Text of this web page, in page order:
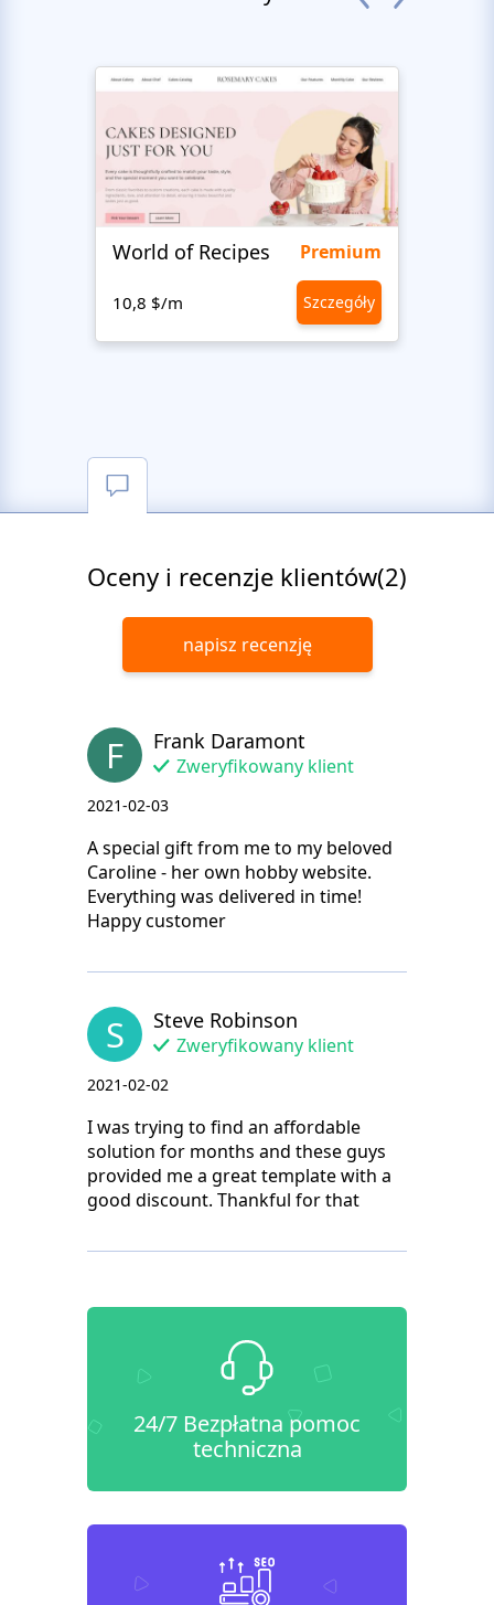
World of Recipes Premium
10,8 $/m Szczegóły
Oceny i recenzje klientów(2)
napisz recenzję
F Frank Daramont
Zweryfikowany klient
2021-02-03
A special gift from me to my beloved
Caroline - her own hobby website.
Everything was delivered in time!
Happy customer
S Steve Robinson
Zweryfikowany klient
2021-02-02
I was trying to find an affordable
solution for months and these guys
provided me a great template with a
good discount. Thankful for that
24/7 Bezpłatna pomoc
techniczna